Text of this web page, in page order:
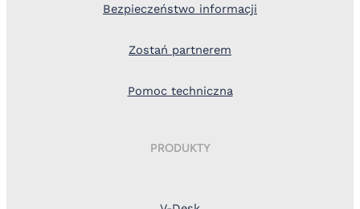
Bezpieczeństwo informacji
Zostań partnerem
Pomoc techniczna
PRODUKTY